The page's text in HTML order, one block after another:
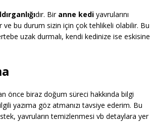
dır. Bir anne kedi yavrularını
bu durum sizin için çok tehlikeli olabilir. Bu
uzak durmalı, kendi kedinize ise eskisine
önce biraz doğum süreci hakkında bilgi
yazıma göz atmanızı tavsiye ederim. Bu
yavruların temizlenmesi vb detaylara yer